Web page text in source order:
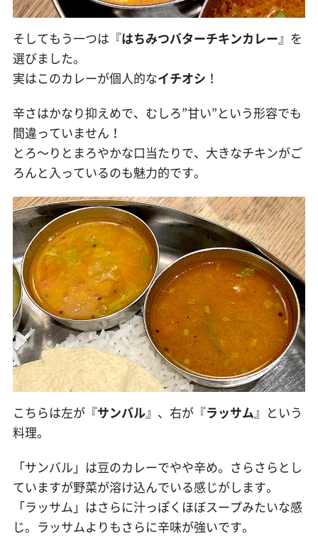
そしてもう一つは『はちみつバターチキンカレー』を
選びました。
実はこのカレーが個人的なイチオシ ！
辛さはかなり抑えめで、むしろ”甘い”という形容でも
間違っていません！
とろ〜りとまろやかな口当たりで、大きなチキンがご
ろんと入っているのも魅力的です。
こちらは左が『サンバル』、右が『ラッサム』という
料理。
「サンバル」は豆のカレーでやや辛め。さらさらとし
ていますが野菜が溶け込んでいる感じがします。
「ラッサム」はさらに汁っぽくほぼスープみたいな感
じ。ラッサムよりもさらに辛味が強いです。